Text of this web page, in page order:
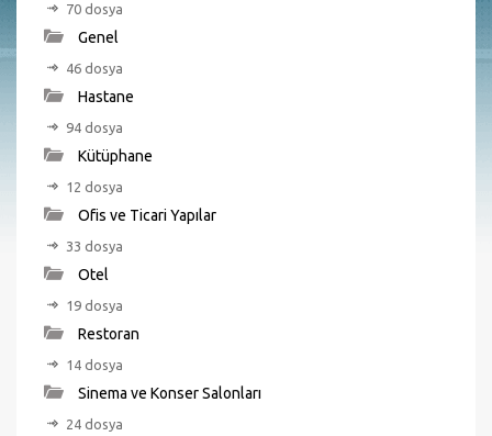
70 dosya
Genel
46 dosya
Hastane
94 dosya
Kütüphane
12 dosya
Ofis ve Ticari Yapılar
33 dosya
Otel
19 dosya
Restoran
14 dosya
Sinema ve Konser Salonları
24 dosya